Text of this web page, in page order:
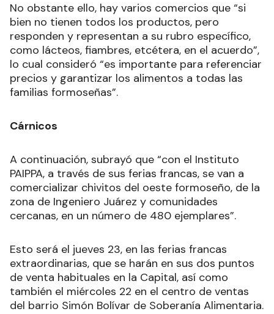
No obstante ello, hay varios comercios que “si
bien no tienen todos los productos, pero
responden y representan a su rubro específico,
como lácteos, fiambres, etcétera, en el acuerdo”,
lo cual consideró “es importante para referenciar
precios y garantizar los alimentos a todas las
familias formoseñas”.
Cárnicos
A continuación, subrayó que “con el Instituto
PAIPPA, a través de sus ferias francas, se van a
comercializar chivitos del oeste formoseño, de la
zona de Ingeniero Juárez y comunidades
cercanas, en un número de 480 ejemplares”.
Esto será el jueves 23, en las ferias francas
extraordinarias, que se harán en sus dos puntos
de venta habituales en la Capital, así como
también el miércoles 22 en el centro de ventas
del barrio Simón Bolívar de Soberanía Alimentaria.